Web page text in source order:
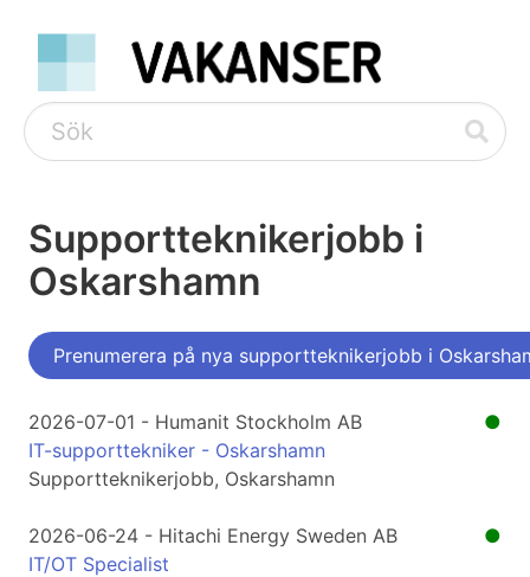
Supportteknikerjobb i
Oskarshamn
Prenumerera på nya supportteknikerjobb i
●
2026-07-01 - Humanit Stockholm AB
IT-supporttekniker - Oskarshamn
Supportteknikerjobb, Oskarshamn
●
2026-06-24 - Hitachi Energy Sweden AB
IT/OT Specialist